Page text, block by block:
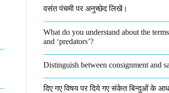
वसंत पंचमी पर अनुच्छेद लिखें।
What do you understand about the terms
and ‘predators’?​
Distinguish between consignment and
दिए गए विषय पर दिये गए संकेत बिन्दुओं के